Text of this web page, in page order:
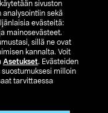
sivuston
analysointiin sekä
evästeitä:
mainosevästeet.
sillä ne ovat
kannalta. Voit
Asetukset. Evästeiden
suostumuksesi milloin
tarvittaessa